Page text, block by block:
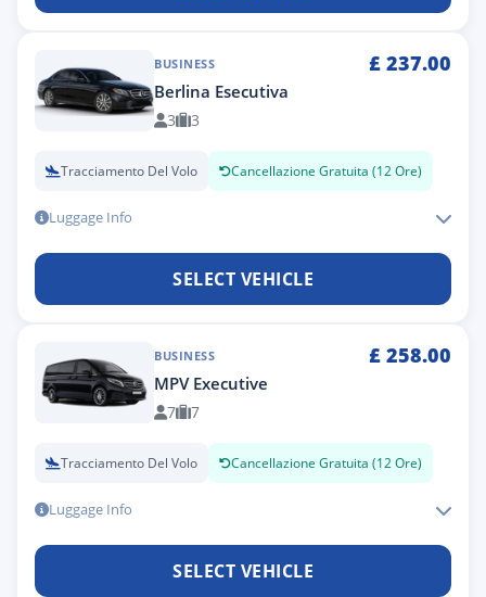
BUSINESS £ 237.00
Berlina Esecutiva
3 3
Tracciamento Del Volo Cancellazione Gratuita (12 Ore)
Luggage Info
SELECT VEHICLE
BUSINESS £ 258.00
MPV Executive
7 7
Tracciamento Del Volo Cancellazione Gratuita (12 Ore)
Luggage Info
SELECT VEHICLE